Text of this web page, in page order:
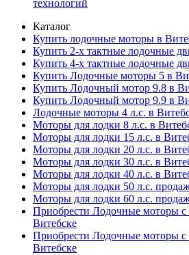
технологий
Каталог
Купить лодочные моторы в
Купить 2-х тактные лодочные
Купить 4-х тактные лодочные
Купить Лодочные моторы 5 в
Купить Лодочный мотор 9.8 в
Купить Лодочный мотор 9.9 в
Лодочные моторы 4 л.с. в
Моторы для лодки 8 л.с. в
Моторы для лодки 15 л.с. в
Моторы для лодки 20 л.с. в
Моторы для лодки 30 л.с. в
Моторы для лодки 40 л.с. в
Моторы для лодки 50 л.с.
Моторы для лодки 60 л.с.
Приобрести Лодочные моторы с
Витебске
Приобрести Лодочные моторы с
Витебске